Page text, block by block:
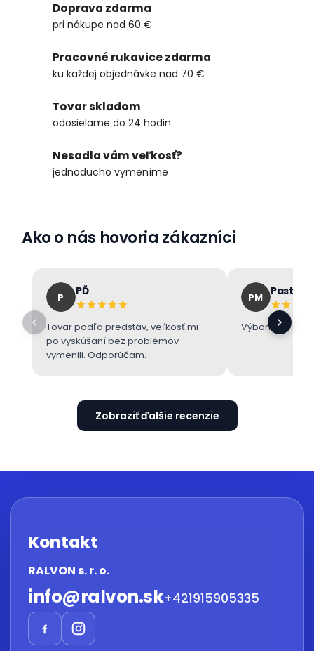
Doprava zdarma
pri nákupe nad 60 €
Pracovné rukavice zdarma
ku každej objednávke nad 70 €
Tovar skladom
odosielame do 24 hodin
Nesadla vám veľkosť?
jednoducho vymeníme
Ako o nás hovoria zákazníci
P PĎ
Tovar podľa predstáv, veľkosť mi
po vyskúšaní bez problémov
vymenili. Odporúčam.
PM
Výborne 👌
Zobraziť ďalšie recenzie
Kontakt
RALVON s. r. o.
info@ralvon.sk+421915905335